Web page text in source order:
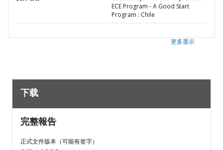
ECE Program - A Good Start
Program : Chile
更多显示
下载
完整報告
正式文件版本（可能有签字）